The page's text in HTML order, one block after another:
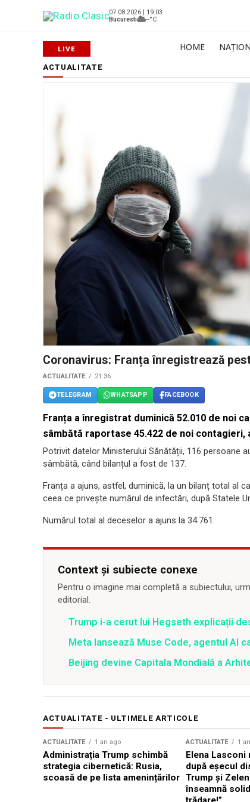
07.08.2026 | 19:03
Bucuresti
--°C
HOME
ACTUALITATE
Coronavirus: Franța înregistrează
ACTUALITATE 21:36
TELEGRAM WHATSAPP FACEBOOK
Franța a înregistrat duminică 52.010 de noi
sâmbătă raportase 45.422 de noi
Potrivit datelor Ministerului Sănătății, 116 persoane
sâmbătă, când bilanțul a fost de 137.
Franța a ajuns, astfel, duminică, la un bilanț total al
ceea ce privește numărul de infectări, după Statele
Numărul total al deceselor a ajuns la 34.761.
Context și subiecte conexe
Pentru o imagine mai completă a subiectului,
editorial.
Trump i-a cerut lui Hegseth explicații
Meta lansează Muse Code, agentul AI
Beijing devine Capitala Mondială a
ACTUALITATE - ULTIMELE ARTICOLE
ACTUALITATE 1 an ago
Administrația Trump schimbă
strategia cibernetică: Rusia,
scoasă de pe lista amenințărilor
ACTUALITATE 1
Elena Lasconi
după eșecul
Trump și
înseamnă